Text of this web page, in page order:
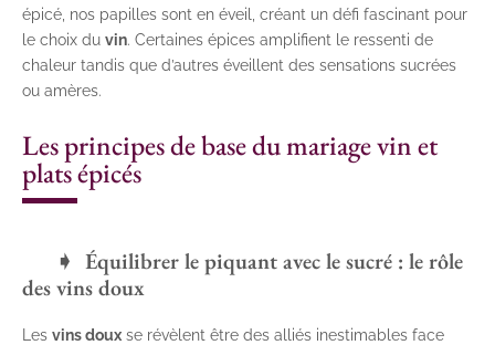
épicé, nos papilles sont en éveil, créant un défi fascinant pour
le choix du vin. Certaines épices amplifient le ressenti de
chaleur tandis que d’autres éveillent des sensations sucrées
ou amères.
Les principes de base du mariage vin et
plats épicés
Équilibrer le piquant avec le sucré : le rôle
des vins doux
Les vins doux se révèlent être des alliés inestimables face